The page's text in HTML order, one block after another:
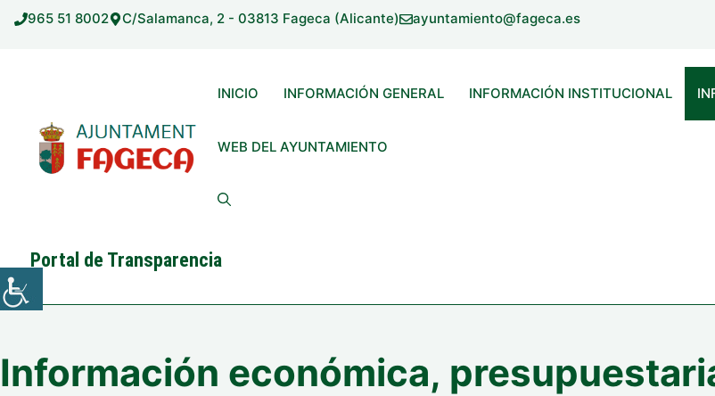
Saltar965 51 8002 C/Salamanca, 2 - 03813 Fageca (Alicante) ayuntamiento@fageca.es
INICIO INFORMACIÓN GENERAL INFORMACIÓN INSTITUCIONAL
WEB DEL AYUNTAMIENTO
Portal de Transparencia
Información económica,